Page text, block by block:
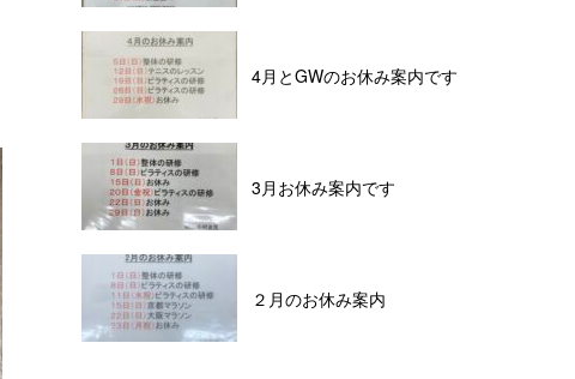
4月とGWのお休み案内です
3月お休み案内です
２月のお休み案内